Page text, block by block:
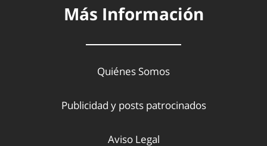
Más Información
Quiénes Somos
Publicidad y posts patrocinados
Aviso Legal